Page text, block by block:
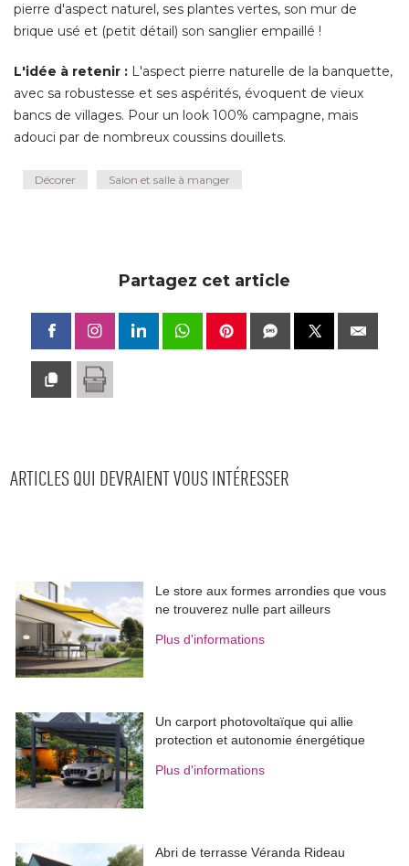
pierre d'aspect naturel, ses plantes vertes, son mur de
brique usé et (petit détail) son sanglier empaillé !
L'idée à retenir : L'aspect pierre naturelle de la banquette,
avec sa robustesse et ses aspérités, évoquent de vieux
bancs de villages. Pour un look 100% campagne, mais
adouci par de nombreux coussins douillets.
Décorer Salon et salle à manger
Partagez cet article
ARTICLES QUI DEVRAIENT VOUS INTÉRESSER
Le store aux formes arrondies que vous
ne trouverez nulle part ailleurs
Plus d'informations
Un carport photovoltaïque qui allie
protection et autonomie énergétique
Plus d'informations
Abri de terrasse Véranda Rideau